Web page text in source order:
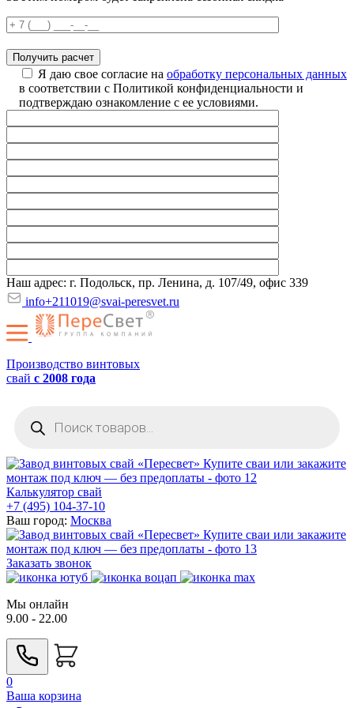
Я даю свое согласие на обработку персональных данных
в соответствии с Политикой конфиденциальности и
подтверждаю ознакомление с ее условиями.
Наш адрес: г. Подольск, пр. Ленина, д. 107/49, офис 339
info+211019@svai-peresvet.ru
Производство винтовых
свай с 2008 года
товаров
Калькулятор свай
+7 (495) 104-37-10
Ваш город: Москва
Заказать звонок
Мы онлайн
9.00 - 22.00
0
Ваша корзина